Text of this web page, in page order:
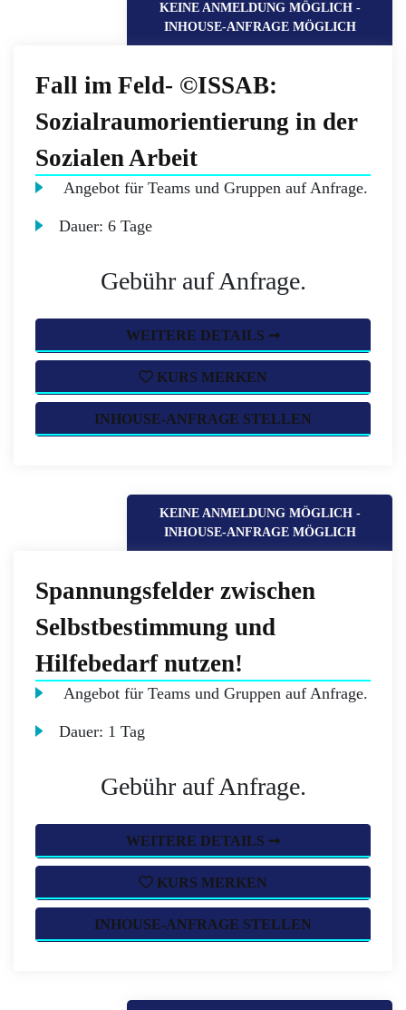
KEINE ANMELDUNG MÖGLICH -
INHOUSE-ANFRAGE MÖGLICH
Fall im Feld- ©ISSAB:
Sozialraumorientierung in der
Sozialen Arbeit
Angebot für Teams und Gruppen auf Anfrage.
Dauer:6 Tage
Gebühr auf Anfrage.
WEITERE DETAILS ➞
KURS MERKEN
INHOUSE-ANFRAGE STELLEN
KEINE ANMELDUNG MÖGLICH -
INHOUSE-ANFRAGE MÖGLICH
Spannungsfelder zwischen
Selbstbestimmung und
Hilfebedarf nutzen!
Angebot für Teams und Gruppen auf Anfrage.
Dauer: 1 Tag
Gebühr auf Anfrage.
WEITERE DETAILS ➞
KURS MERKEN
INHOUSE-ANFRAGE STELLEN